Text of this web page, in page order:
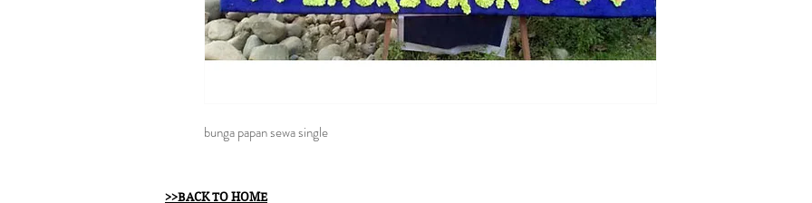
bunga papan sewa single
>>BACK TO HOME